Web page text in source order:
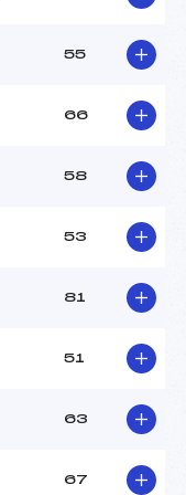
55
66
58
53
81
51
63
67